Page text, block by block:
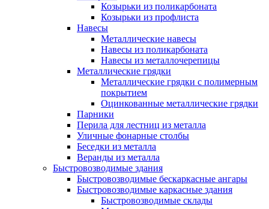
Козырьки из поликарбоната
Козырьки из профлиста
Навесы
Металлические навесы
Навесы из поликарбоната
Навесы из металлочерепицы
Металлические грядки
Металлические грядки с полимерным
покрытием
Оцинкованные металлические грядки
Парники
Перила для лестниц из металла
Уличные фонарные столбы
Беседки из металла
Веранды из металла
Быстровозводимые здания
Быстровозводимые бескаркасные ангары
Быстровозводимые каркасные здания
Быстровозводимые склады